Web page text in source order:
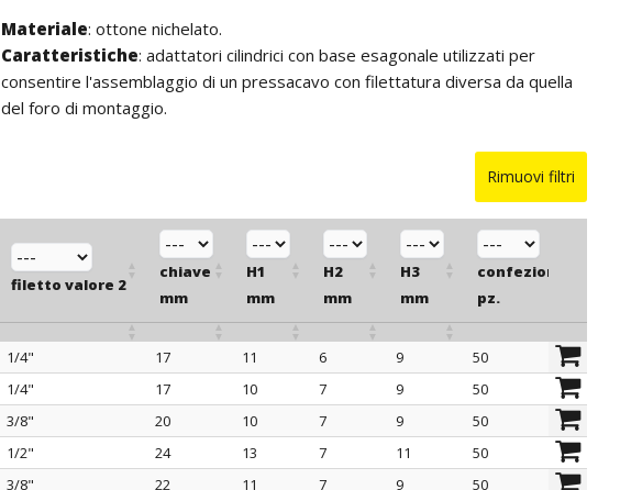
Materiale: ottone nichelato.
Caratteristiche: adattatori cilindrici con base esagonale utilizzati per
consentire l'assemblaggio di un pressacavo con filettatura diversa da quella
del foro di montaggio.
Rimuovi filtri
filetto valore 2
chiave
mm
H1
mm
H2
mm
H3
mm
confezione
pz.
filetto valore 2
chiave
mm
H1
mm
H2
mm
H3
mm
confezione
pz.
1/4" 17 11 6 9
50
1/4" 17 10 7 9
50
3/8" 20 10 7 9
50
1/2" 24 13 7 11
50
3/8" 22 11 7 9
50